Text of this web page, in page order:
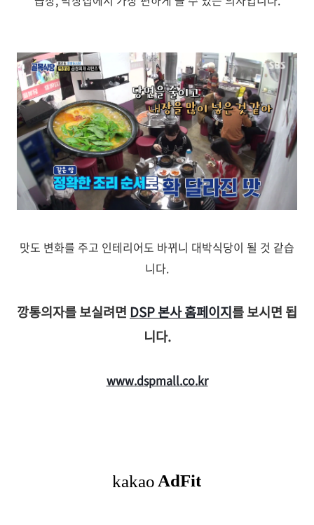
맛도 변화를 주고 인테리어도 바뀌니 대박식당이 될 것 같습
니다.
깡통의자를 보실려면 DSP 본사 홈페이지를 보시면 됩
니다.
www.dspmall.co.kr